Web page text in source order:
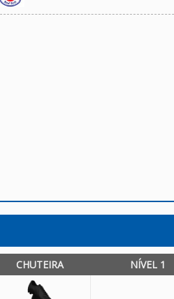
CHUTEIRA NÍVEL 1